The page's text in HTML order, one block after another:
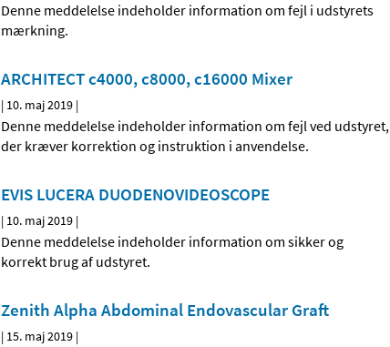
Denne meddelelse indeholder information om fejl i udstyrets
mærkning.
ARCHITECT c4000, c8000, c16000 Mixer
| 10. maj 2019 |
Denne meddelelse indeholder information om fejl ved udstyret,
der kræver korrektion og instruktion i anvendelse.
EVIS LUCERA DUODENOVIDEOSCOPE
| 10. maj 2019 |
Denne meddelelse indeholder information om sikker og
korrekt brug af udstyret.
Zenith Alpha Abdominal Endovascular Graft
| 15. maj 2019 |